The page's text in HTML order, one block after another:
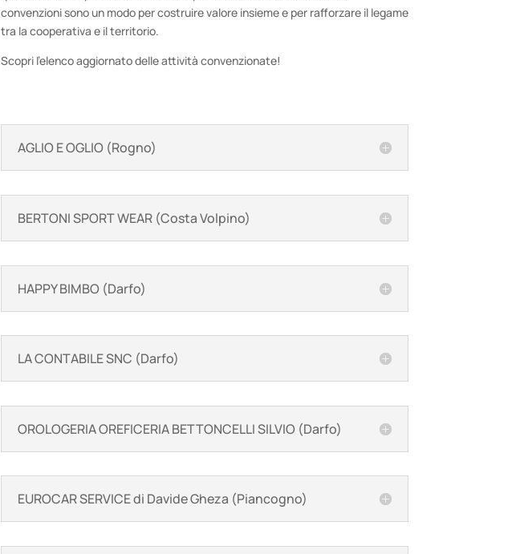
convenzioni sono un modo per costruire valore insieme e per rafforzare il legame
tra la cooperativa e il territorio.
Scopri l’elenco aggiornato delle attività convenzionate!
AGLIO E OGLIO (Rogno)
BERTONI SPORT WEAR (Costa Volpino)
HAPPY BIMBO (Darfo)
LA CONTABILE SNC (Darfo)
OROLOGERIA OREFICERIA BETTONCELLI SILVIO (Darfo)
EUROCAR SERVICE di Davide Gheza (Piancogno)